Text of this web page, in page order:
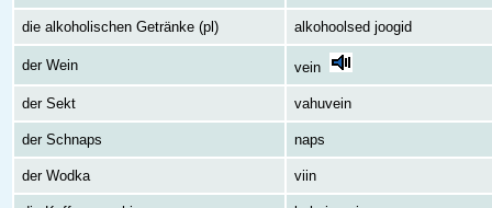
die alkoholischen Getränke (pl) alkohoolsed joogid
der Wein vein
der Sekt vahuvein
der Schnaps naps
der Wodka viin